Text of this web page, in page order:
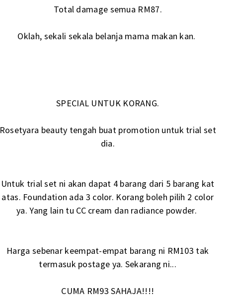
Total damage semua RM87.
Oklah, sekali sekala belanja mama makan kan.
SPECIAL UNTUK KORANG.
Rosetyara beauty tengah buat promotion untuk trial set
dia.
Untuk trial set ni akan dapat 4 barang dari 5 barang kat
atas. Foundation ada 3 color. Korang boleh pilih 2 color
ya. Yang lain tu CC cream dan radiance powder.
Harga sebenar keempat-empat barang ni RM103 tak
termasuk postage ya. Sekarang ni...
CUMA RM93 SAHAJA!!!!